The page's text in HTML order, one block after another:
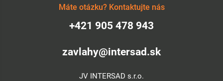
Máte otázku? Kontaktujte nás
+421 905 478 943
zavlahy@intersad.sk
JV INTERSAD s.r.o.